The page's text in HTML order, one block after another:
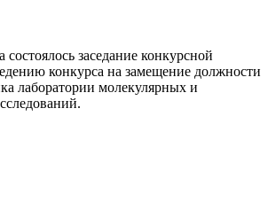
состоялось заседание конкурсной
конкурса на замещение должности
лаборатории молекулярных и